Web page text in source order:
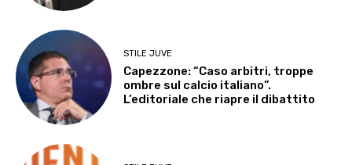
STILE JUVE
Capezzone: “Caso arbitri, troppe
ombre sul calcio italiano”.
L’editoriale che riapre il dibattito